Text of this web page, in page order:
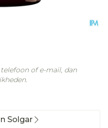
of e-mail, dan
Solgar